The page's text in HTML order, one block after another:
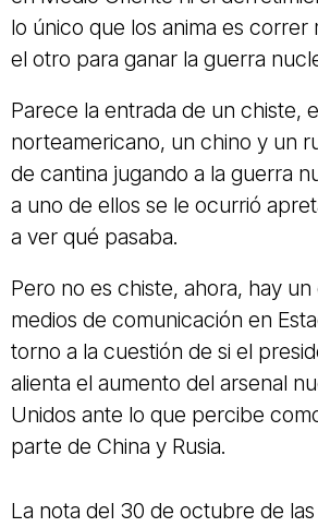
lo único que los anima es correr
el otro para ganar la guerra
Parece la entrada de un chiste,
norteamericano, un chino y un
de cantina jugando a la guerra
a uno de ellos se le ocurrió
a ver qué pasaba.
Pero no es chiste, ahora, hay
medios de comunicación en
torno a la cuestión de si el
alienta el aumento del arsenal
Unidos ante lo que percibe
parte de China y Rusia.
La nota del 30 de octubre de